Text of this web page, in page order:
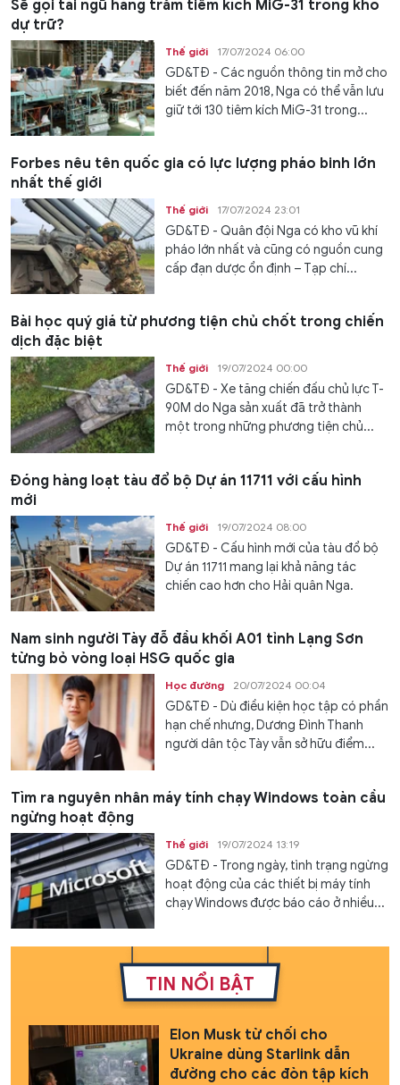
Sẽ gọi tái ngũ hàng trăm tiêm kích MiG-31 trong kho
dự trữ?
Thế giới 17/07/2024 06:00
GD&TĐ - Các nguồn thông tin mở cho
biết đến năm 2018, Nga có thể vẫn lưu
giữ tới 130 tiêm kích MiG-31 trong...
Forbes nêu tên quốc gia có lực lượng pháo binh lớn
nhất thế giới
Thế giới 17/07/2024 23:01
GD&TĐ - Quân đội Nga có kho vũ khí
pháo lớn nhất và cũng có nguồn cung
cấp đạn dược ổn định – Tạp chí...
Bài học quý giá từ phương tiện chủ chốt trong chiến
dịch đặc biệt
Thế giới 19/07/2024 00:00
GD&TĐ - Xe tăng chiến đấu chủ lực T-
90M do Nga sản xuất đã trở thành
một trong những phương tiện chủ...
Đóng hàng loạt tàu đổ bộ Dự án 11711 với cấu hình
mới
Thế giới 19/07/2024 08:00
GD&TĐ - Cấu hình mới của tàu đổ bộ
Dự án 11711 mang lại khả năng tác
chiến cao hơn cho Hải quân Nga.
Nam sinh người Tày đỗ đầu khối A01 tỉnh Lạng Sơn
từng bỏ vòng loại HSG quốc gia
Học đường 20/07/2024 00:04
GD&TĐ - Dù điều kiện học tập có phần
hạn chế nhưng, Dương Đình Thanh
người dân tộc Tày vẫn sở hữu điểm...
Tìm ra nguyên nhân máy tính chạy Windows toàn cầu
ngừng hoạt động
Thế giới 19/07/2024 13:19
GD&TĐ - Trong ngày, tình trạng ngừng
hoạt động của các thiết bị máy tính
chạy Windows được báo cáo ở nhiều...
TIN NỔI BẬT
Elon Musk từ chối cho
Ukraine dùng Starlink dẫn
đường cho các đòn tập kích